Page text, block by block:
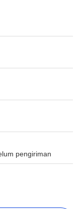
pengiriman